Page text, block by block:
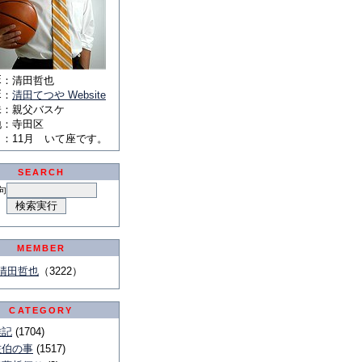
： 清田哲也
： 清田てつや Website
： 親父バスケ
： 寺田区
： 11月 いて座です。
SEARCH
MEMBER
田哲也 （3222）
CATEGORY
(1704)
の事 (1517)